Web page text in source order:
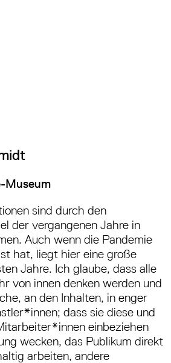
Museum
sind durch den
der vergangenen Jahre in
Auch wenn die Pandemie
hat, liegt hier eine große
Jahre. Ich glaube, dass alle
von innen denken werden und
an den Inhalten, in enger
dass sie diese und
einbeziehen
wecken, das Publikum direkt
arbeiten, andere